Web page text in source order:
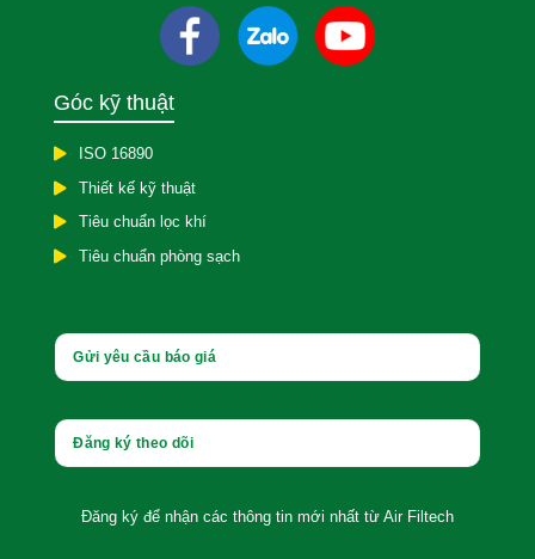
Góc kỹ thuật
ISO 16890
Thiết kế kỹ thuật
Tiêu chuẩn lọc khí
Tiêu chuẩn phòng sạch
Gửi yêu cầu báo giá
Đăng ký theo dõi
Đăng ký để nhận các thông tin mới nhất từ Air Filtech